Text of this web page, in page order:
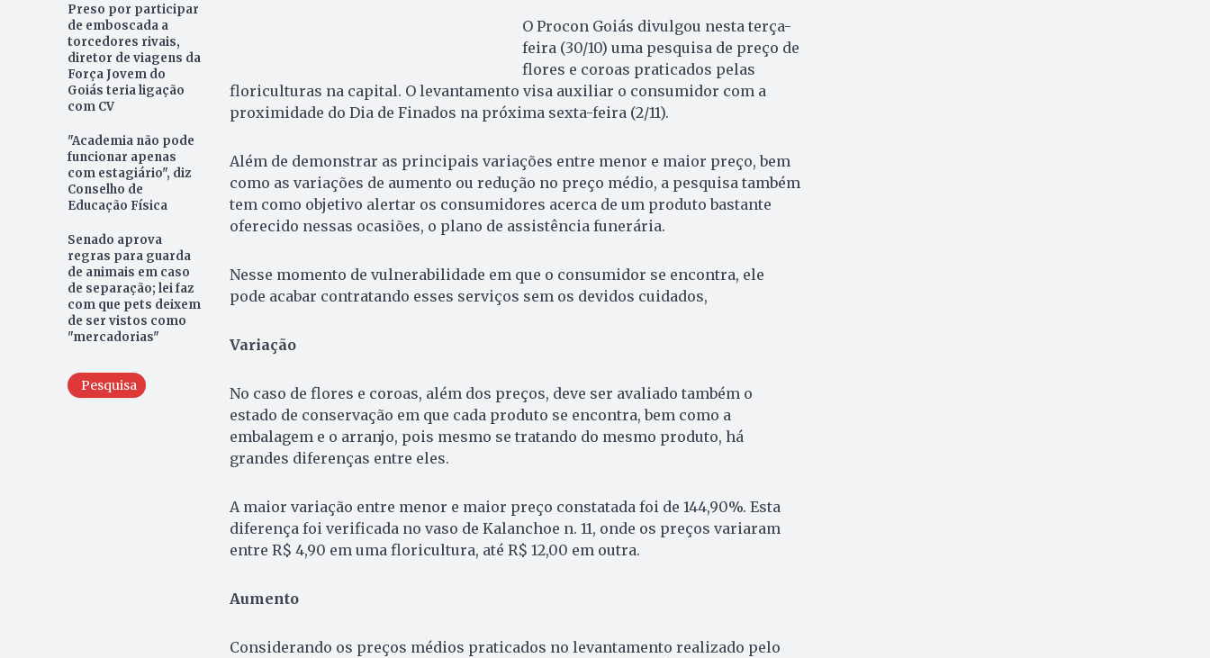
Preso por participar
de emboscada a
torcedores rivais,
diretor de viagens da
Força Jovem do
Goiás teria ligação
com CV
"Academia não pode
funcionar apenas
com estagiário", diz
Conselho de
Educação Física
Senado aprova
regras para guarda
de animais em caso
de separação; lei faz
com que pets deixem
de ser vistos como
"mercadorias"
Pesquisa
O Procon Goiás divulgou nesta terça-
feira (30/10) uma pesquisa de preço de
flores e coroas praticados pelas
floriculturas na capital. O levantamento visa auxiliar o consumidor com a
proximidade do Dia de Finados na próxima sexta-feira (2/11).
Além de demonstrar as principais variações entre menor e maior preço, bem
como as variações de aumento ou redução no preço médio, a pesquisa também
tem como objetivo alertar os consumidores acerca de um produto bastante
oferecido nessas ocasiões, o plano de assistência funerária.
Nesse momento de vulnerabilidade em que o consumidor se encontra, ele
pode acabar contratando esses serviços sem os devidos cuidados,
Variação
No caso de flores e coroas, além dos preços, deve ser avaliado também o
estado de conservação em que cada produto se encontra, bem como a
embalagem e o arranjo, pois mesmo se tratando do mesmo produto, há
grandes diferenças entre eles.
A maior variação entre menor e maior preço constatada foi de 144,90%. Esta
diferença foi verificada no vaso de Kalanchoe n. 11, onde os preços variaram
entre R$ 4,90 em uma floricultura, até R$ 12,00 em outra.
Aumento
Considerando os preços médios praticados no levantamento realizado pelo